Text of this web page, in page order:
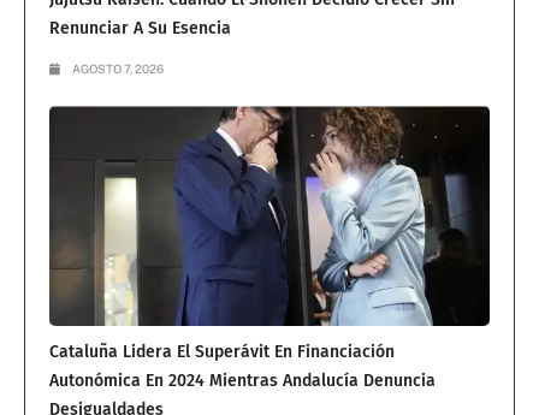
Renunciar A Su Esencia
AGOSTO 7, 2026
Cataluña Lidera El Superávit En Financiación
Autonómica En 2024 Mientras Andalucía Denuncia
Desigualdades